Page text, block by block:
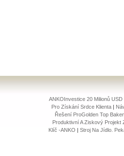
ANKOInvestice 20 Milionů
Pro Získání Srdce Klienta |
Řešení ProGolden Top
Produktivní A Ziskový Projekt
Klíč -ANKO | Stroj Na Jídlo.